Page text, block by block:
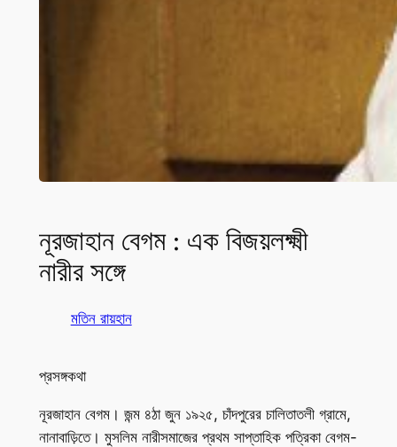
নূরজাহান বেগম : এক বিজয়লক্ষ্মী
নারীর সঙ্গে
মতিন রায়হান
প্রসঙ্গকথা
নূরজাহান বেগম। জন্ম ৪ঠা জুন ১৯২৫, চাঁদপুরের চালিতাতলী গ্রামে,
নানাবাড়িতে। মুসলিম নারীসমাজের প্রথম সাপ্তাহিক পত্রিকা বেগম-